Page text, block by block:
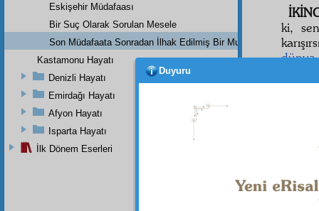
ki,
dünya
daima
Eskişehir Müdafaası
Bir Suç Olarak Sorulan Mesele
Son Müdafaata Sonradan İlhak Edilmiş Bir Mukaddeme
Kastamonu Hayatı
Denizli Hayatı
Emirdağı Hayatı
Afyon Hayatı
Isparta Hayatı
İlk Dönem Eserleri
Duyuru